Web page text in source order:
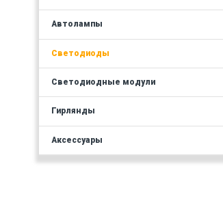
Автолампы
Светодиоды
Светодиодные модули
Гирлянды
Аксессуары